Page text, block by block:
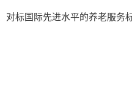
标国际先进水平的养老服务